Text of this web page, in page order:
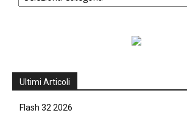
Ultimi Articoli
Flash 32 2026